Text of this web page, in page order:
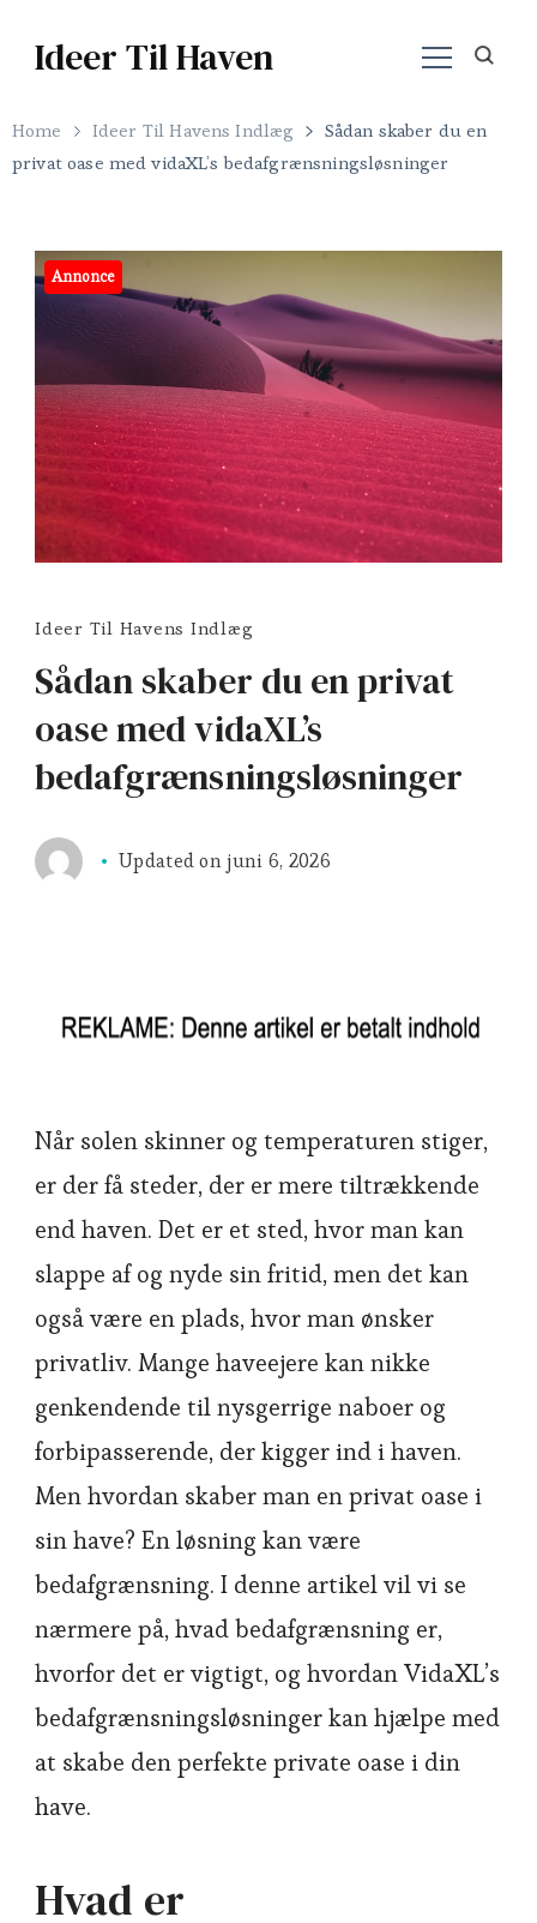
Ideer Til Haven
Home Ideer Til Havens Indlæg
Sådan skaber du en
privat oase med vidaXL’s bedafgrænsningsløsninger
Annonce
Ideer Til Havens Indlæg
Sådan skaber du en privat
oase med vidaXL’s
bedafgrænsningsløsninger
Updated on juni 6, 2026
Når solen skinner og temperaturen stiger,
er der få steder, der er mere tiltrækkende
end haven. Det er et sted, hvor man kan
slappe af og nyde sin fritid, men det kan
også være en plads, hvor man ønsker
privatliv. Mange haveejere kan nikke
genkendende til nysgerrige naboer og
forbipasserende, der kigger ind i haven.
Men hvordan skaber man en privat oase i
sin have? En løsning kan være
bedafgrænsning. I denne artikel vil vi se
nærmere på, hvad bedafgrænsning er,
hvorfor det er vigtigt, og hvordan VidaXL’s
bedafgrænsningsløsninger kan hjælpe med
at skabe den perfekte private oase i din
have.
Hvad er